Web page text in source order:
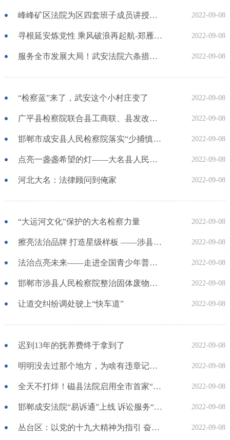
峰峰矿区法院为区四套班子成员讲授法治课 2022-09-08
寻根延安炼党性 乘风破浪再起航-郑雁冰检察长专 2022-09-08
服务全市发展大局！武安法院六条措施一次性说 2022-09-08
“检察蓝”来了，武安这个小村庄变了 2022-09-08
广平县检察院联合县工商联、县发改局举办“政 2022-09-08
邯郸市成安县人民检察院落实“少捕慎诉慎押” 2022-09-08
点亮一盏盏希望的灯——大名县人民检察院司法 2022-09-08
河北大名：法律顾问到俺家 2022-09-08
“大运河文化”保护的大名检察力量 2022-09-08
擦亮法治品牌 打造星级样板 ——涉县“星级规范 2022-09-08
法治点亮未来——走进全国青少年普法教育先进 2022-09-08
邯郸市涉县人民检察院整治固体废物污染行政公 2022-09-08
让道交纠纷调处驶上“快车道” 2022-09-08
迟到13年的抚养费终于拿到了 2022-09-08
明明没去过那个地方，为啥有违章记录？ 2022-09-08
全天不打烊！磁县法院启用全市首家“24小时自助 2022-09-08
邯郸成安法院“易诉通”上线 诉讼服务“码”上 2022-09-08
丛台区：以党的十九大精神为指引 奋力开创法院 2022-09-08